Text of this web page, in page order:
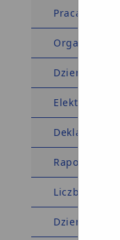
Praca
Organizacje
Dziennik
Deklaracja
Raport
Liczba
Dziennik